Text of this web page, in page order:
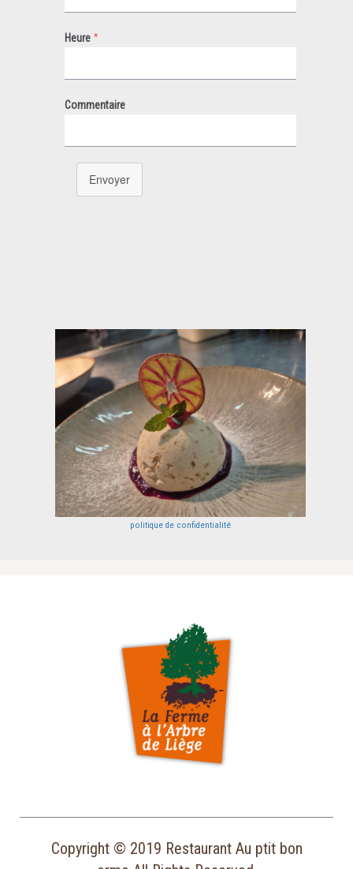
Heure *
Commentaire
Envoyer
politique de confidentialité
Copyright © 2019 Restaurant Au ptit bon